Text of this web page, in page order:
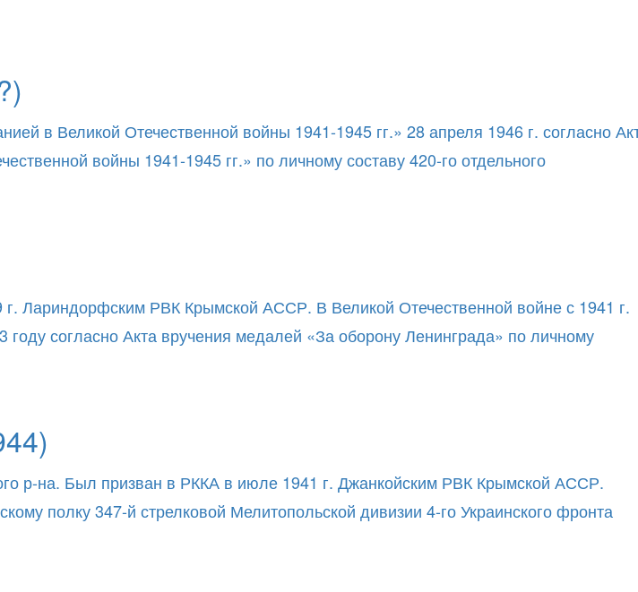
в Великой Отечественной войны 1941-1945 гг.» 28 апреля 1946 г. согласно
войны 1941-1945 гг.» по личному составу 420-го отдельного
РВК Крымской АССР. В Великой Отечественной войне с 1941 г.
согласно Акта вручения медалей «За оборону Ленинграда» по личному
р-на. Был призван в РККА в июле 1941 г. Джанкойским РВК Крымской АССР.
полку 347-й стрелковой Мелитопольской дивизии 4-го Украинского фронта